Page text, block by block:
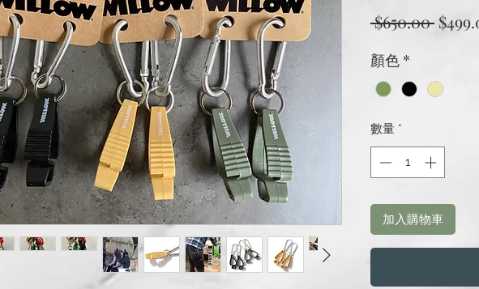
$650.00 一
格
顏色 *
數量 *
加入購物車